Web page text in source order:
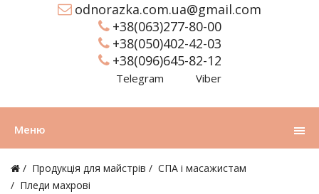
odnorazka.com.ua@gmail.com
+38(063)277-80-00
+38(050)402-42-03
+38(096)645-82-12
Telegram Viber
Меню
Продукція для майстрів
СПА і масажистам
Пледи махрові